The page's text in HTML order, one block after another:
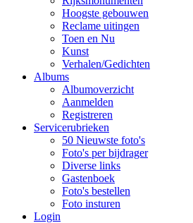
Hoogste gebouwen
Reclame uitingen
Toen en Nu
Kunst
Verhalen/Gedichten
Albums
Albumoverzicht
Aanmelden
Registreren
Servicerubrieken
50 Nieuwste foto's
Foto's per bijdrager
Diverse links
Gastenboek
Foto's bestellen
Foto insturen
Login